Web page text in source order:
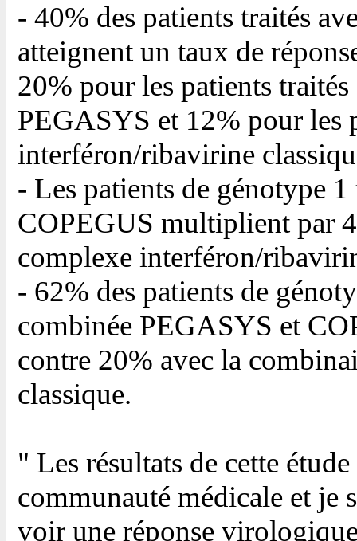
- 40% des patients traités
atteignent un taux de
20% pour les patients
PEGASYS et 12% pour les
interféron/ribavirine
- Les patients de génotype
COPEGUS multiplient par
complexe interféron/
- 62% des patients de
combinée PEGASYS et
contre 20% avec la
classique.
" Les résultats de cette
communauté médicale et je
voir une réponse